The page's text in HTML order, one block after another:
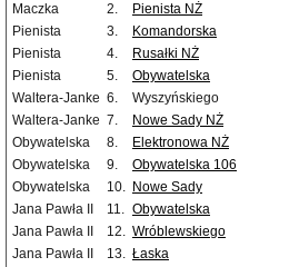
Maczka
2. Pienista NŻ
Pienista
3. Komandorska
Pienista
4. Rusałki NŻ
Pienista
5. Obywatelska
Waltera-Janke 6.
Wyszyńskiego
Waltera-Janke 7. Nowe Sady NŻ
Obywatelska
8. Elektronowa NŻ
Obywatelska
9. Obywatelska 106
Obywatelska
10. Nowe Sady
Jana Pawła II
11. Obywatelska
Jana Pawła II
12. Wróblewskiego
Jana Pawła II
13. Łaska